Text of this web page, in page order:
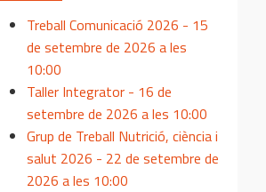
Treball Comunicació 2026 - 15
de setembre de 2026 a les
10:00
Taller Integrator - 16 de
setembre de 2026 a les 10:00
Grup de Treball Nutrició, ciència i
salut 2026 - 22 de setembre de
2026 a les 10:00